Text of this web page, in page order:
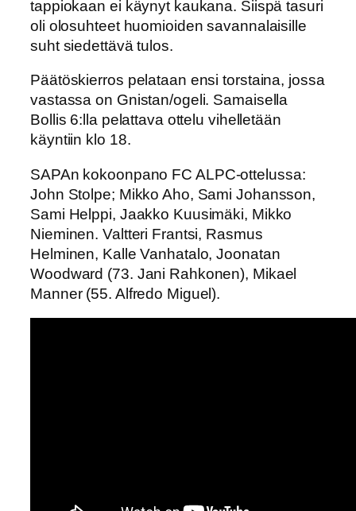
tappiokaan ei käynyt kaukana. Siispä tasuri
oli olosuhteet huomioiden savannalaisille
suht siedettävä tulos.
Päätöskierros pelataan ensi torstaina, jossa
vastassa on Gnistan/ogeli. Samaisella
Bollis 6:lla pelattava ottelu vihelletään
käyntiin klo 18.
SAPAn kokoonpano FC ALPC-ottelussa:
John Stolpe; Mikko Aho, Sami Johansson,
Sami Helppi, Jaakko Kuusimäki, Mikko
Nieminen. Valtteri Frantsi, Rasmus
Helminen, Kalle Vanhatalo, Joonatan
Woodward (73. Jani Rahkonen), Mikael
Manner (55. Alfredo Miguel).